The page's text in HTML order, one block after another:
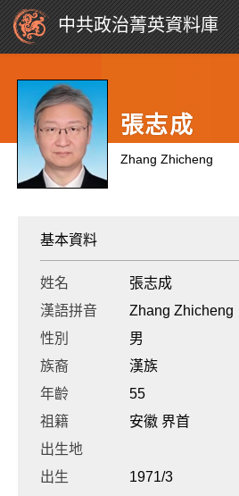
中共政治菁英資料庫
張志成
Zhang Zhicheng
基本資料
姓名
張志成
漢語拼音
Zhang Zhicheng
性別
男
族裔
漢族
年齡
55
祖籍
安徽 界首
出生地
出生
1971/3